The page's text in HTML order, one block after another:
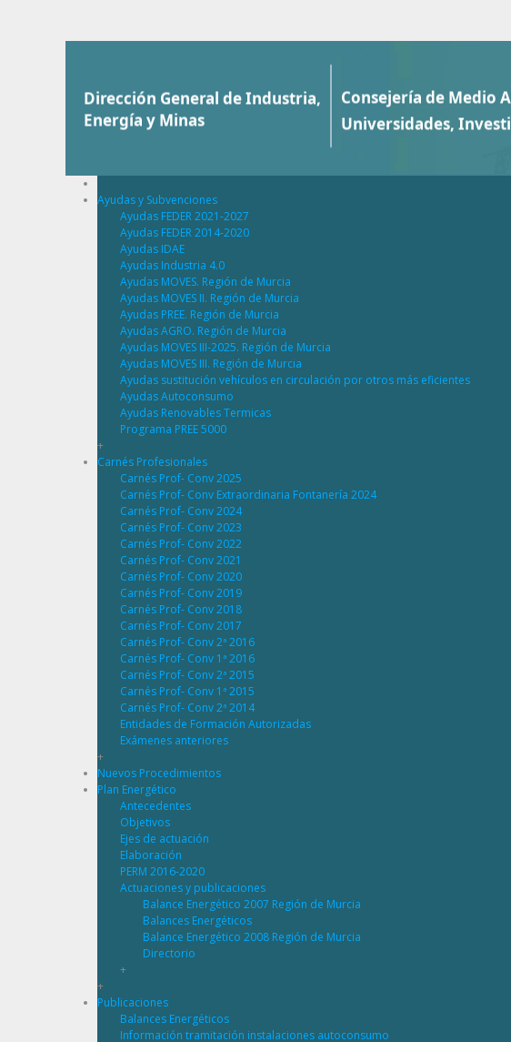
Ayudas y Subvenciones
Ayudas FEDER 2021-2027
Ayudas FEDER 2014-2020
Ayudas IDAE
Ayudas Industria 4.0
Ayudas MOVES. Región de Murcia
Ayudas MOVES II. Región de Murcia
Ayudas PREE. Región de Murcia
Ayudas AGRO. Región de Murcia
Ayudas MOVES III-2025. Región de Murcia
Ayudas MOVES III. Región de Murcia
Ayudas sustitución vehículos en circulación por otros más eficientes
Ayudas Autoconsumo
Ayudas Renovables Termicas
Programa PREE 5000
+
Carnés Profesionales
Carnés Prof- Conv 2025
Carnés Prof- Conv Extraordinaria Fontanería 2024
Carnés Prof- Conv 2024
Carnés Prof- Conv 2023
Carnés Prof- Conv 2022
Carnés Prof- Conv 2021
Carnés Prof- Conv 2020
Carnés Prof- Conv 2019
Carnés Prof- Conv 2018
Carnés Prof- Conv 2017
Carnés Prof- Conv 2ª 2016
Carnés Prof- Conv 1ª 2016
Carnés Prof- Conv 2ª 2015
Carnés Prof- Conv 1ª 2015
Carnés Prof- Conv 2ª 2014
Entidades de Formación Autorizadas
Exámenes anteriores
+
Nuevos Procedimientos
Plan Energético
Antecedentes
Objetivos
Ejes de actuación
Elaboración
PERM 2016-2020
Actuaciones y publicaciones
Balance Energético 2007 Región de Murcia
Balances Energéticos
Balance Energético 2008 Región de Murcia
Directorio
+
+
Publicaciones
Balances Energéticos
Información tramitación instalaciones autoconsumo